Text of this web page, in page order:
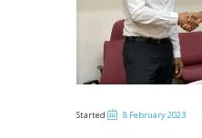
Started 8 February 2023